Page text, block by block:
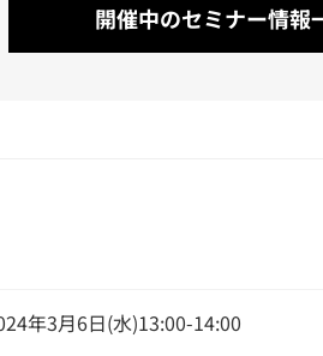
開催中のセミナー情報
年3月6日(水)13:00-14:00